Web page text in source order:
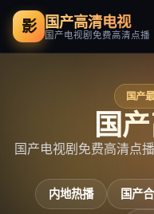
影 国产高清电视
国产电视剧免费高清点播
国产
国
国产电视剧免费高清点播
内地热播 国产